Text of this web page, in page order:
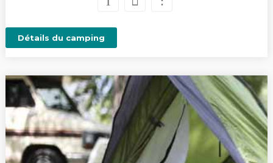
Détails du camping